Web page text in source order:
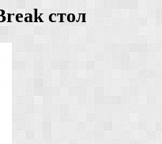
стол